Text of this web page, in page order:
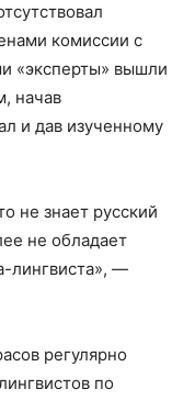
комиссии с
«эксперты» вышли
начав
и дав изученному
не знает русский
не обладает
лингвиста», —
регулярно
по